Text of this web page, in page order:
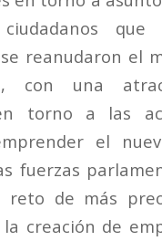
que
reanudaron el
con una
torno a las
el
fuerzas
reto de más
la creación de